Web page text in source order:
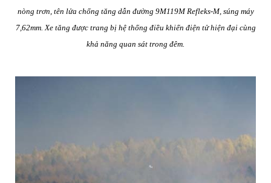
nòng trơn, tên lửa chống tăng dẫn đường 9M119M Refleks-M, súng máy
7,62mm. Xe tăng được trang bị hệ thống điều khiển điện tử hiện đại cùng
khả năng quan sát trong đêm.